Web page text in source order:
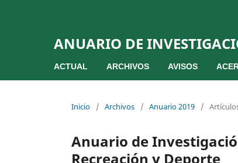
ANUARIO DE
ACTUAL ARCHIVOS AVISOS
Inicio / Archivos / Anuario 2019 /
Anuario de
Recreación y Deporte